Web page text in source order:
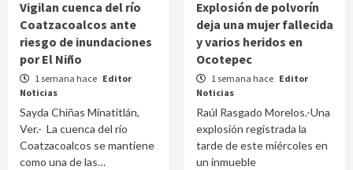
Vigilan cuenca del río
Coatzacoalcos ante
riesgo de inundaciones
por El Niño
1 semana hace Editor
Noticias
Sayda Chiñas Minatitlán,
Ver.- La cuenca del río
Coatzacoalcos se mantiene
como una de las…
Explosión de polvorín
deja una mujer fallecida
y varios heridos en
Ocotepec
1 semana hace Editor
Noticias
Raúl Rasgado Morelos.-Una
explosión registrada la
tarde de este miércoles en
un inmueble